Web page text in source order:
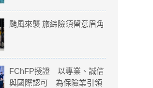
颱風來襲 旅綜險須留意眉角
FChFP授證 以專業、誠信
與國際認可 為保險業引領